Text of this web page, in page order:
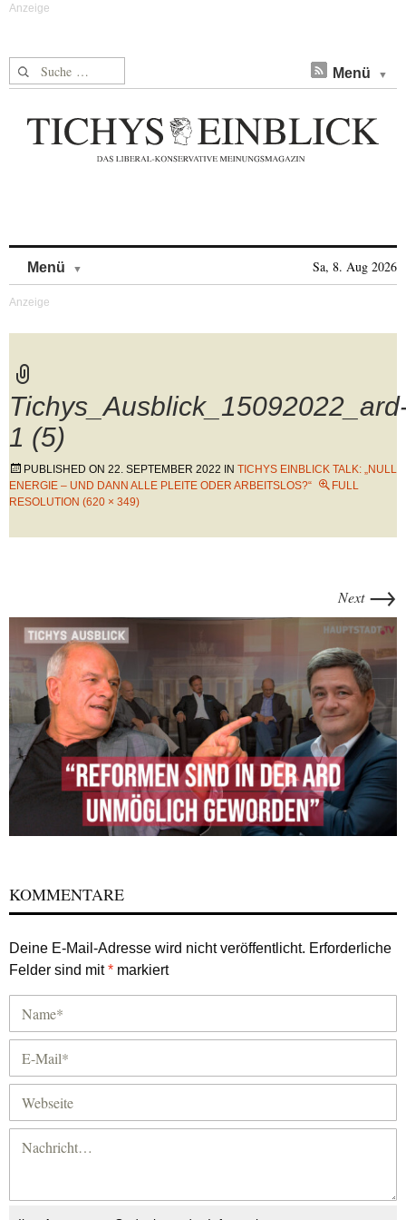
Suche nach: Menü
Menü Sa, 8. Aug 2026
1 (5)
PUBLISHED ON 22. SEPTEMBER 2022 IN TICHYS EINBLICK TALK: „NULL
ENERGIE – UND DANN ALLE PLEITE ODER ARBEITSLOS?“
FULL
RESOLUTION (620 × 349)
Next →
KOMMENTARE
Deine E-Mail-Adresse wird nicht veröffentlicht. Erforderliche
Felder sind mit* markiert